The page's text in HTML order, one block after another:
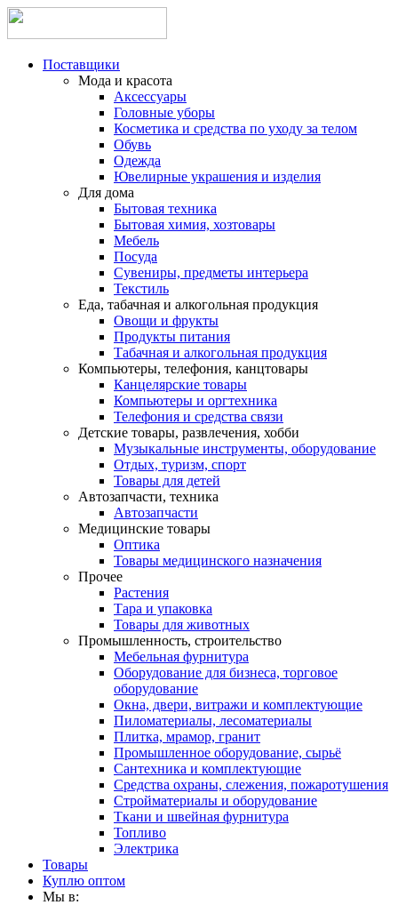
Поставщики
Мода и красота
Аксессуары
Головные уборы
Косметика и средства по уходу за телом
Обувь
Одежда
Ювелирные украшения и изделия
Для дома
Бытовая техника
Бытовая химия, хозтовары
Мебель
Посуда
Сувениры, предметы интерьера
Текстиль
Еда, табачная и алкогольная продукция
Овощи и фрукты
Продукты питания
Табачная и алкогольная продукция
Компьютеры, телефония, канцтовары
Канцелярские товары
Компьютеры и оргтехника
Телефония и средства связи
Детские товары, развлечения, хобби
Музыкальные инструменты, оборудование
Отдых, туризм, спорт
Товары для детей
Автозапчасти, техника
Автозапчасти
Медицинские товары
Оптика
Товары медицинского назначения
Прочее
Растения
Тара и упаковка
Товары для животных
Промышленность, строительство
Мебельная фурнитура
Оборудование для бизнеса, торговое
оборудование
Окна, двери, витражи и комплектующие
Пиломатериалы, лесоматериалы
Плитка, мрамор, гранит
Промышленное оборудование, сырьё
Сантехника и комплектующие
Средства охраны, слежения, пожаротушения
Стройматериалы и оборудование
Ткани и швейная фурнитура
Топливо
Электрика
Товары
Куплю оптом
Мы в: